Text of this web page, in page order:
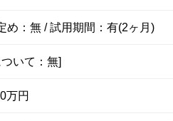
め：無 / 試用期間：有(2ヶ月)
いて：無]
万円